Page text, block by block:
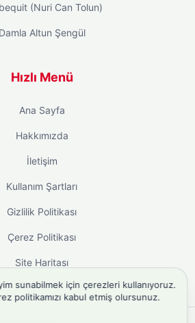
(Nuri Can Tolun)
Damla Altun Şengül
Hızlı Menü
Ana Sayfa
Hakkımızda
İletişim
Kullanım Şartları
Gizlilik Politikası
Çerez Politikası
Site Haritası
sunabilmek için çerezleri kullanıyoruz.
politikamızı kabul etmiş olursunuz.